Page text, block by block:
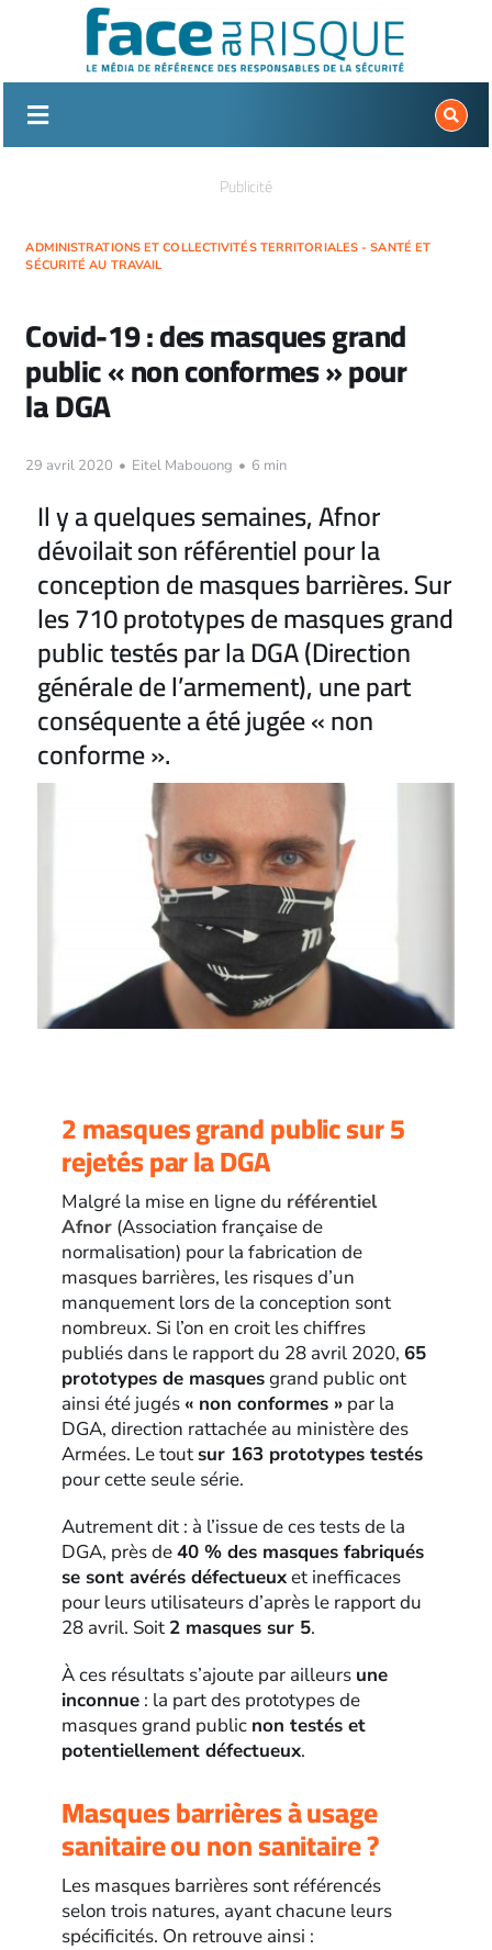
Publicité
ADMINISTRATIONS ET COLLECTIVITÉS TERRITORIALES - SANTÉ ET
SÉCURITÉ AU TRAVAIL
Covid-19 : des masques grand
public « non conformes » pour
la DGA
29 avril 2020 • Eitel Mabouong • 6 min
Il y a quelques semaines, Afnor
dévoilait son référentiel pour la
conception de masques barrières. Sur
les 710 prototypes de masques grand
public testés par la DGA (Direction
générale de l’armement), une part
conséquente a été jugée « non
conforme ».
2 masques grand public sur 5
rejetés par la DGA
Malgré la mise en ligne du référentiel
Afnor (Association française de
normalisation) pour la fabrication de
masques barrières, les risques d’un
manquement lors de la conception sont
nombreux. Si l’on en croit les chiffres
publiés dans le rapport du 28 avril 2020, 65
prototypes de masquesgrand public ont
ainsi été jugés « non conformes » par la
DGA, direction rattachée au ministère des
Armées. Le toutsur 163 prototypes testés
pour cette seule série.
Autrement dit : à l’issue de ces tests de la
DGA, près de40 % des masques fabriqués
se sont avérés défectueuxet inefficaces
pour leurs utilisateurs d’après le rapport du
28 avril. Soit 2 masques sur 5.
À ces résultats s’ajoute par ailleurs une
inconnue : la part des prototypes de
masques grand public non testés et
potentiellement défectueux.
Masques barrières à usage
sanitaire ou non sanitaire ?
Les masques barrières sont référencés
selon trois natures, ayant chacune leurs
spécificités. On retrouve ainsi :